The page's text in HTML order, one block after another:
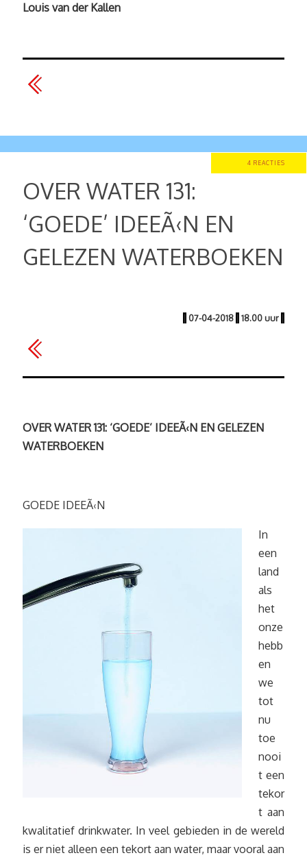
Louis van der Kallen
4 REACTIES
OVER WATER 131:
‘GOEDE’ IDEEÃ‹N EN
GELEZEN WATERBOEKEN
| 07-04-2018 | 18.00 uur |
OVER WATER 131: ‘GOEDE’ IDEEÃ‹N EN GELEZEN
WATERBOEKEN
GOEDE IDEEÃ‹N
In
een
land
als
het
onze
hebb
en
we
tot
nu
toe
nooi
t een
tekor
t aan
kwalitatief drinkwater. In veel gebieden in de wereld
is er niet alleen een tekort aan water, maar vooral aan